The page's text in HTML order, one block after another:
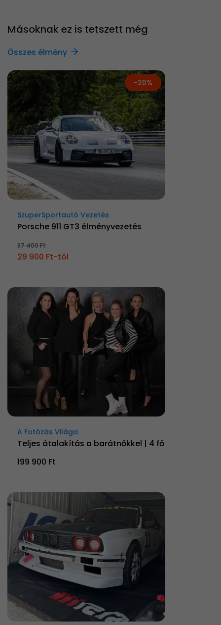
Másoknak ez is tetszett még
Összes élmény
-20%
SzuperSportautó Vezetés
Porsche 911 GT3 élményvezetés
37 400 Ft
29 900 Ft-tól
A Fotózás Világa
Teljes átalakítás a barátnőkkel | 4 fő
199 900 Ft